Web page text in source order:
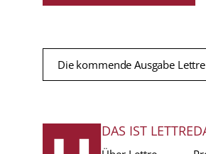
Die kommende Ausgabe
FUSSZEILE
DAS IST LETTRE